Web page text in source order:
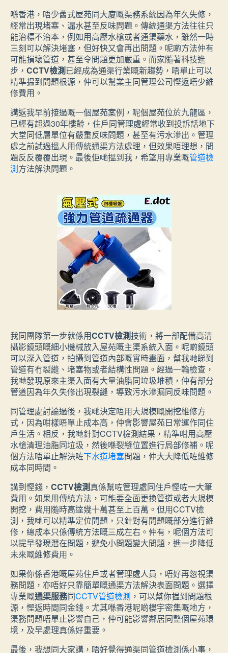
喺香港，唔少舊式屋苑同大廈嘅渠務系統因為年久失修，
經常出現堵塞、漏水甚至反味問題。傳統通渠方法往往只
能治標不治本，例如用高壓水槍或者通渠藥水，雖然一時
三刻可以解決堵塞，但好快又會再出問題。呢啲方法仲有
可能損壞管道，甚至令問題更加嚴重。而家隨著科技進
步， CCTV檢測已經成為通渠行業嘅新趨勢，唔單止可以
精準揾到問題根源，仲可以幫業主同管理公司慳返唔少維
修費用。
講返我早前接過嘅一個屋苑案例，呢個屋苑位於九龍區，
已經有超過30年樓齡，住戶同管理處經常收到投訴話地下
大堂同低層單位有嚴重反味問題，甚至有污水滲出。管理
處之前試過搵人用傳統通渠方法處理，但效果唔理想，問
題反反覆覆出現。最後佢哋搵到我，希望用專業嘅管道檢
測方法解決問題。
我同團隊第一步就係用CCTV檢測技術，將一部配備高清
攝影鏡頭嘅細小機械放入屋苑嘅主渠系統入面。呢啲鏡頭
可以深入管道，拍攝到管道內部嘅實時畫面，幫我哋睇到
管道有冇裂縫、堵塞物或者結構性問題。經過一輪檢查，
我哋發現原來主渠入面有大量油脂同垃圾堆積，仲有部分
管道因為年久失修出現裂縫，導致污水滲漏同反味問題。
同管理處討論過後，我哋決定唔用大規模嘅開挖維修方
式，因為咁樣唔單止成本高，仲會影響屋苑日常運作同住
戶生活。相反，我哋針對CCTV檢測結果，精準咁用高壓
水槍清理油脂同垃圾，然後喺裂縫位置進行局部修補。呢
個方法唔單止解決咗下水道堵塞問題，仲大大降低咗維修
成本同時間。
講到慳錢， CCTV檢測真係幫咗管理處同住戶慳咗一大筆
費用。如果用傳統方法，可能要全面更換管道或者大規模
開挖，費用隨時高達幾十萬甚至上百萬。但用CCTV檢
測，我哋可以精準定位問題，只針對有問題嘅部分進行維
修，總成本只係傳統方法嘅三成左右。仲有，呢個方法可
以提早發現潛在問題，避免小問題變大問題，進一步降低
未來嘅維修費用。
如果你係香港嘅屋苑住戶或者管理處人員，唔好再忽視渠
務問題，亦唔好只靠簡單嘅通渠方法解決表面問題。選擇
專業嘅通渠服務同CCTV管道檢測 ，可以幫你揾到問題根
源，慳返時間同金錢。尤其喺香港呢啲樓宇密集嘅地方，
渠務問題唔單止影響自己，仲可能影響鄰居同整個屋苑環
境，及早處理真係好重要。
最後，我想同大家講，唔好覺得通渠同管道檢測係小事，